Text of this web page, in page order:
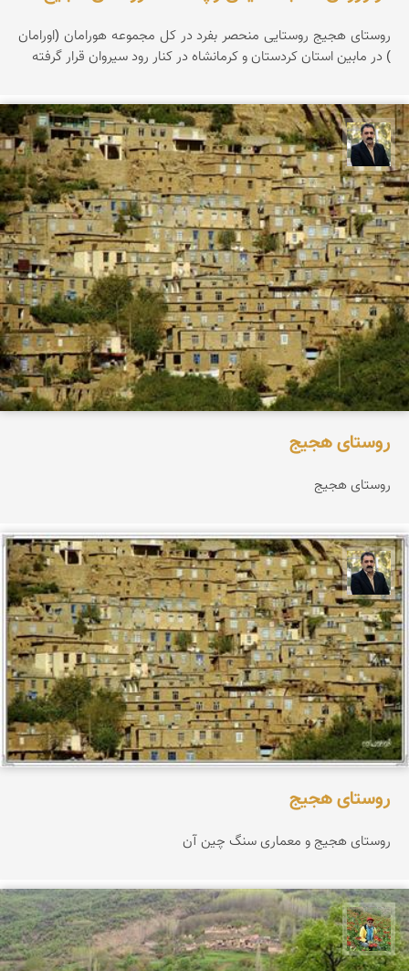
روستای هجیج روستایی منحصر بفرد در کل مجموعه هورامان (اورامان
) در مابین استان کردستان و کرمانشاه در کنار رود سیروان قرار گرفته
عدنان مرادی
روستای هجیج
روستای هجیج
عدنان مرادی
روستای هجیج
روستای هجیج و معماری سنگ چین آن
اسفندیار خدایی